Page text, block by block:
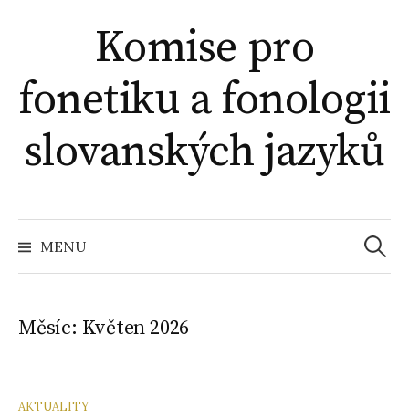
webu
Komise pro
fonetiku a fonologii
slovanských jazyků
MENU
Měsíc: Květen 2026
AKTUALITY